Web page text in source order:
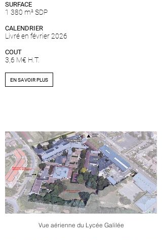
SURFACE
1 380 m² SDP
CALENDRIER
Livré en février 2026
COUT
3,6 M€ H.T.
EN SAVOIR PLUS
Vue aérienne du Lycée Galilée